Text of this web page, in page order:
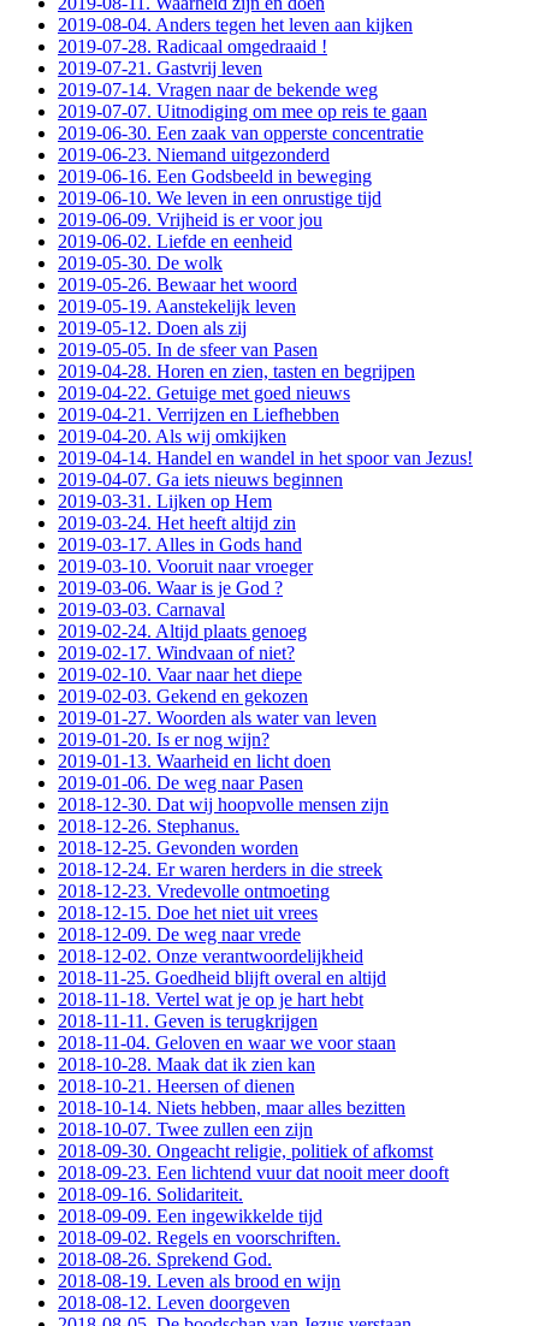
2019-08-04. Anders tegen het leven aan kijken
2019-07-28. Radicaal omgedraaid !
2019-07-21. Gastvrij leven
2019-07-14. Vragen naar de bekende weg
2019-07-07. Uitnodiging om mee op reis te gaan
2019-06-30. Een zaak van opperste concentratie
2019-06-23. Niemand uitgezonderd
2019-06-16. Een Godsbeeld in beweging
2019-06-10. We leven in een onrustige tijd
2019-06-09. Vrijheid is er voor jou
2019-06-02. Liefde en eenheid
2019-05-30. De wolk
2019-05-26. Bewaar het woord
2019-05-19. Aanstekelijk leven
2019-05-12. Doen als zij
2019-05-05. In de sfeer van Pasen
2019-04-28. Horen en zien, tasten en begrijpen
2019-04-22. Getuige met goed nieuws
2019-04-21. Verrijzen en Liefhebben
2019-04-20. Als wij omkijken
2019-04-14. Handel en wandel in het spoor van Jezus!
2019-04-07. Ga iets nieuws beginnen
2019-03-31. Lijken op Hem
2019-03-24. Het heeft altijd zin
2019-03-17. Alles in Gods hand
2019-03-10. Vooruit naar vroeger
2019-03-06. Waar is je God ?
2019-03-03. Carnaval
2019-02-24. Altijd plaats genoeg
2019-02-17. Windvaan of niet?
2019-02-10. Vaar naar het diepe
2019-02-03. Gekend en gekozen
2019-01-27. Woorden als water van leven
2019-01-20. Is er nog wijn?
2019-01-13. Waarheid en licht doen
2019-01-06. De weg naar Pasen
2018-12-30. Dat wij hoopvolle mensen zijn
2018-12-26. Stephanus.
2018-12-25. Gevonden worden
2018-12-24. Er waren herders in die streek
2018-12-23. Vredevolle ontmoeting
2018-12-15. Doe het niet uit vrees
2018-12-09. De weg naar vrede
2018-12-02. Onze verantwoordelijkheid
2018-11-25. Goedheid blijft overal en altijd
2018-11-18. Vertel wat je op je hart hebt
2018-11-11. Geven is terugkrijgen
2018-11-04. Geloven en waar we voor staan
2018-10-28. Maak dat ik zien kan
2018-10-21. Heersen of dienen
2018-10-14. Niets hebben, maar alles bezitten
2018-10-07. Twee zullen een zijn
2018-09-30. Ongeacht religie, politiek of afkomst
2018-09-23. Een lichtend vuur dat nooit meer dooft
2018-09-16. Solidariteit.
2018-09-09. Een ingewikkelde tijd
2018-09-02. Regels en voorschriften.
2018-08-26. Sprekend God.
2018-08-19. Leven als brood en wijn
2018-08-12. Leven doorgeven